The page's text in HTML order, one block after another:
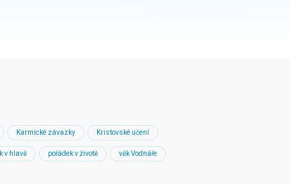
Karmické závazky Kristovské učení
v hlavě pořádek v životě věk Vodnáře